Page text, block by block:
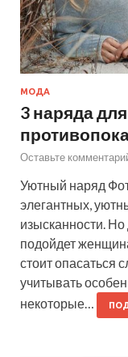
МОДА
3 наряда
Оставьте
Уютный наряд
элегантных,
изысканности.
подойдет
стоит опасаться
учитывать
некоторые…